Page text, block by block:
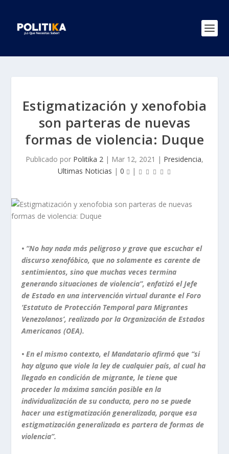
Estigmatización y xenofobia
son parteras de nuevas
formas de violencia: Duque
Publicado por Politika 2 | Mar 12, 2021 | Presidencia,
Ultimas Noticias | 0 |
• “No hay nada más peligroso y grave que escuchar el
discurso xenofóbico, que no solamente es carente de
sentimientos, sino que muchas veces termina
generando situaciones de violencia”, enfatizó el Jefe
de Estado en una intervención virtual durante el Foro
‘Estatuto de Protección Temporal para Migrantes
Venezolanos’, realizado por la Organización de Estados
Americanos (OEA).
• En el mismo contexto, el Mandatario afirmó que “si
hay alguno que viole la ley de cualquier país, al cual ha
llegado en condición de migrante, le tiene que
proceder la máxima sanción posible en la
individualización de su conducta, pero no se puede
hacer una estigmatización generalizada, porque esa
estigmatización generalizada es partera de formas de
violencia”.